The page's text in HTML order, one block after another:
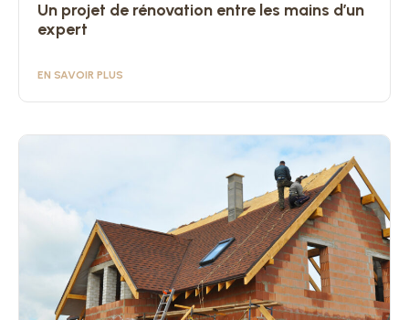
Un projet de rénovation entre les mains d’un
expert
EN SAVOIR PLUS